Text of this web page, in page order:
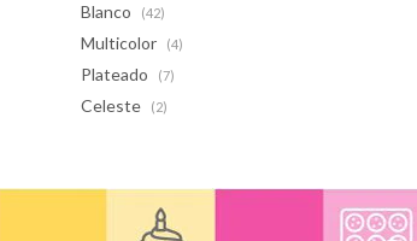
Blanco (42)
Multicolor (4)
Plateado (7)
Celeste (2)